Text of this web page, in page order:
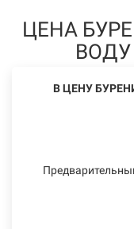
ЦЕНА
В ЦЕНУ